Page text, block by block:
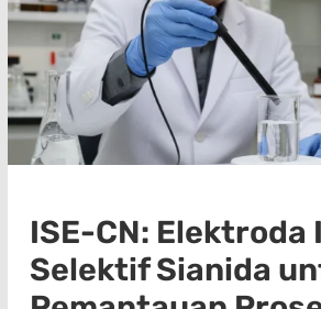
ISE-CN: Elektroda
Selektif Sianida